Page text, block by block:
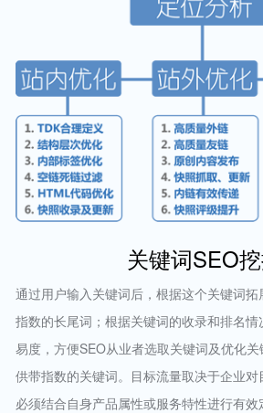
关键词SEO
通过用户输入关键词后，根据这个关键词
指数的长尾词；根据关键词的收录和排名
易度，方便SEO从业者选取关键词及优化
供带指数的关键词。目标流量取决于企业
必须结合自身产品属性或服务特性进行有